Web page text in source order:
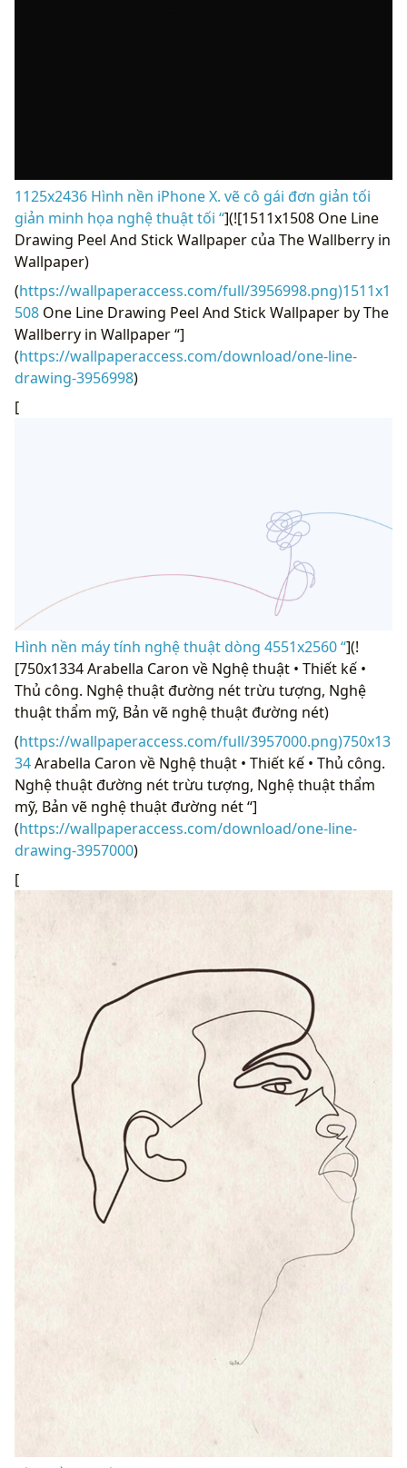
1125x2436 Hình nền iPhone X. vẽ cô gái đơn giản tối
giản minh họa nghệ thuật tối “](![1511x1508 One Line
Drawing Peel And Stick Wallpaper của The Wallberry in
Wallpaper)
(https://wallpaperaccess.com/full/3956998.png)1511x1
508 One Line Drawing Peel And Stick Wallpaper by The
Wallberry in Wallpaper “]
(https://wallpaperaccess.com/download/one-line-
drawing-3956998)
[
Hình nền máy tính nghệ thuật dòng 4551x2560 “](!
[750x1334 Arabella Caron về Nghệ thuật • Thiết kế •
Thủ công. Nghệ thuật đường nét trừu tượng, Nghệ
thuật thẩm mỹ, Bản vẽ nghệ thuật đường nét)
(https://wallpaperaccess.com/full/3957000.png)750x13
34Arabella Caron về Nghệ thuật • Thiết kế • Thủ công.
Nghệ thuật đường nét trừu tượng, Nghệ thuật thẩm
mỹ, Bản vẽ nghệ thuật đường nét “]
(https://wallpaperaccess.com/download/one-line-
drawing-3957000)
[